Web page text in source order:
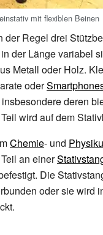
mit flexiblen Beinen
der Regel drei
der Länge variabel
Metall oder Holz.
oder
deren
wird auf dem
Chemie- und
an einer
Die
oder sie wird